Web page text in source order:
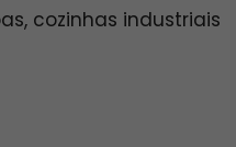
cozinhas industriais